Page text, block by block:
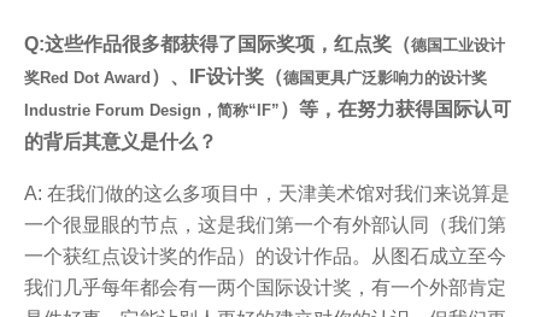
Q:这些作品很多都获得了国际奖项，红点奖（德国工业设计
奖Red Dot Award ）、IF设计奖（德国更具广泛影响力的设计奖
Industrie Forum Design，简称“IF” ）等，在努力获得国际认可
的背后其意义是什么？
A: 在我们做的这么多项目中，天津美术馆对我们来说算是
一个很显眼的节点，这是我们第一个有外部认同（我们第
一个获红点设计奖的作品）的设计作品。从图石成立至今
我们几乎每年都会有一两个国际设计奖，有一个外部肯定